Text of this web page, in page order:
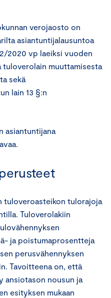
verojaosto on
asiantuntijalausuntoa
2020 vp laeiksi vuoden
tuloverolain muuttamisesta
sekä
lain 13 §:n
asiantuntijana
tuloveroasteikon tulorajoja
Tuloverolakiin
ja poistumaprosentteja
perusvähennyksen
Tavoitteena on, että
ansiotason nousun ja
esityksen mukaan